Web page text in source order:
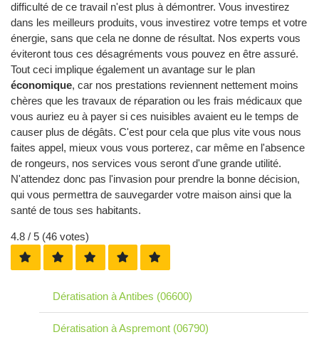
difficulté de ce travail n'est plus à démontrer. Vous investirez
dans les meilleurs produits, vous investirez votre temps et votre
énergie, sans que cela ne donne de résultat. Nos experts vous
éviteront tous ces désagréments vous pouvez en être assuré.
Tout ceci implique également un avantage sur le plan
économique, car nos prestations reviennent nettement moins
chères que les travaux de réparation ou les frais médicaux que
vous auriez eu à payer si ces nuisibles avaient eu le temps de
causer plus de dégâts. C'est pour cela que plus vite vous nous
faites appel, mieux vous vous porterez, car même en l'absence
de rongeurs, nos services vous seront d'une grande utilité.
N'attendez donc pas l'invasion pour prendre la bonne décision,
qui vous permettra de sauvegarder votre maison ainsi que la
santé de tous ses habitants.
4.8 / 5 (46 votes)
Dératisation à Antibes (06600)
Dératisation à Aspremont (06790)